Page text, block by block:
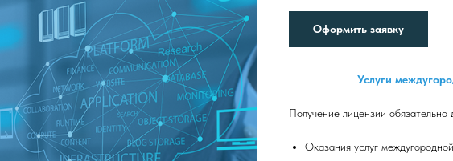
Оформить заявку
Услуги
Получение лицензии обязательно
Оказания услуг